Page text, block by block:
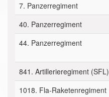
7. Panzerregiment
40. Panzerregiment
44. Panzerregiment
841. Artillerieregiment (SFL)
1018. Fla-Raketenregiment